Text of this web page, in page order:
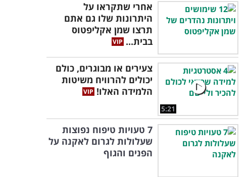
אחרי שתקראו על
היתרונות שלו גם אתם
תרצו שמן אקליפטוס
בבית...
5:21
צעירים או מבוגרים, כולם
יכולים להרוויח משיטות
הלמידה האלו!
7 טעויות טיפוח נפוצות
שעלולות לגרום לאקנה על
הפנים והגוף